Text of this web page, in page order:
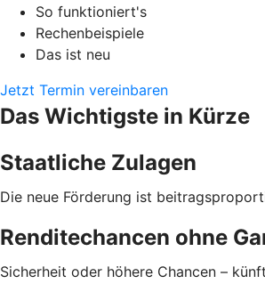
So funktioniert's
Rechenbeispiele
Das ist neu
Jetzt Termin vereinbaren
Das Wichtigste in Kürze
Staatliche Zulagen
Die neue Förderung ist
Renditechancen ohne
Sicherheit oder höhere Chancen –